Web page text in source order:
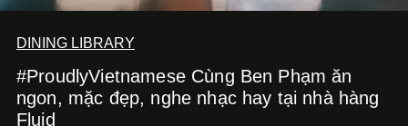
DINING LIBRARY
#ProudlyVietnamese Cùng Ben Phạm ăn
ngon, mặc đẹp, nghe nhạc hay tại nhà hàng
Fluid